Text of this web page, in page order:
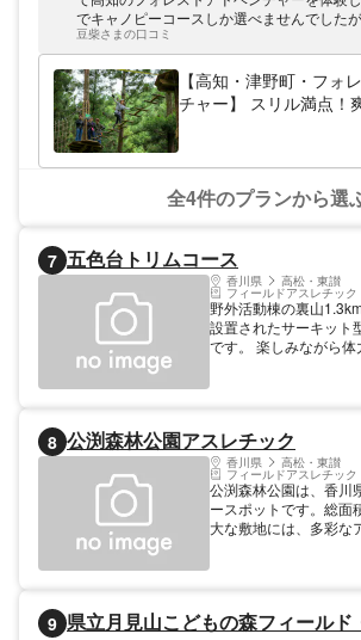
ワースポット「長沢の
狗高原など、自然をあ
ットが多数あり！
でキャノピーコースしか選べませんでした
十分楽しく、別の所で体験したことがある
インが他より長かった気がすると満足して
ったので夫は参加できませんでしたが、私た
持ちや写真担当してくれましたし、何よりも
に大満足で興奮気味でした。 ご指導の担当
丁寧にアドバイスをいただいたり、夫や犬に
さり、楽しむことができました。 孫は来年
ースにチャレンジしたいとはりきっていま
豆柴さまの口コミ
【高知・津野町・フォ
チャー】 スリル満点！
全4件のプランから選
7 五色台トリムコース
香川県 高松・東讃
フィールドアスレチック
野外活動棟の裏山
設置されたサーキット
です。 楽しみながら
8 公渕森林公園アスレチック
香川県 高松・東讃
フィールドアスレチック
公渕森林公園は、香川
ースポットです。総面
大な敷地には、多彩な
アで作られた遊具まで
9 県立月見山こどもの森フィールド